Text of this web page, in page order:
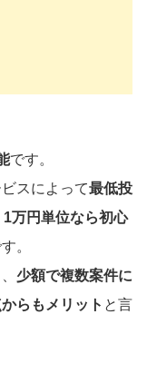
です。
スによって最低投
万円単位なら初心
。
少額で複数案件に
らもメリット と言